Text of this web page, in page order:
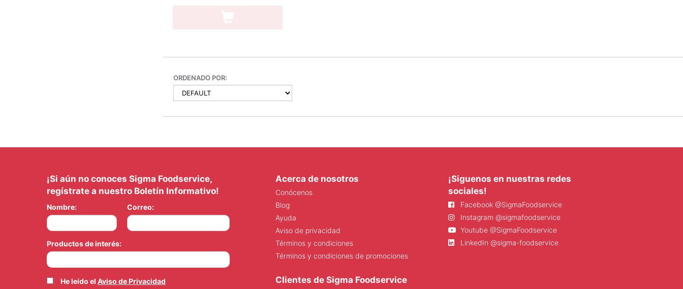
ORDENADO POR:
¡Si aún no conoces Sigma Foodservice,
regístrate a nuestro Boletín Informativo!
Nombre: Correo:
Productos de interés:
He leído el Aviso de Privacidad
Acerca de nosotros
Conócenos
Blog
Ayuda
Aviso de privacidad
Términos y condiciones
Términos y condiciones de promociones
¡Siguenos en nuestras redes
sociales!
Facebook @SigmaFoodservice
Instagram @sigmafoodservice
Youtube @SigmaFoodservice
LinkedIn @sigma-foodservice
Clientes de Sigma Foodservice